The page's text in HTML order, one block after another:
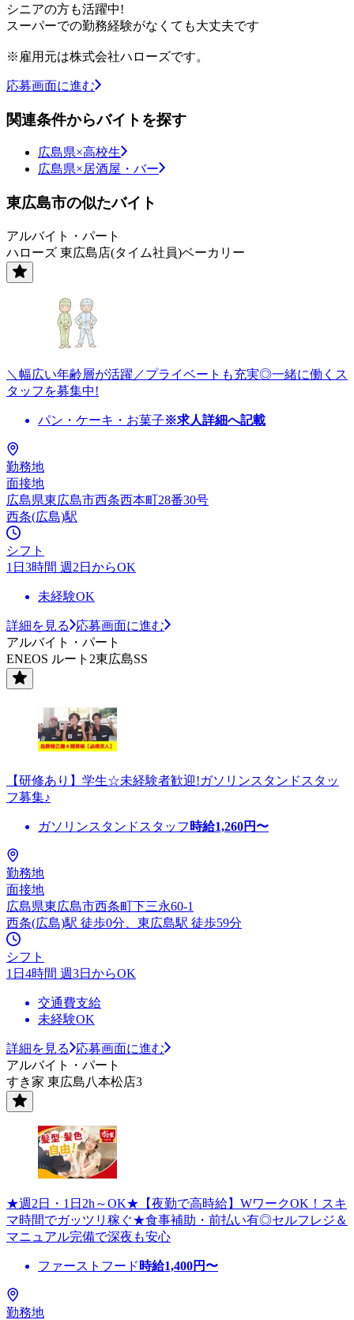
シニアの方も活躍中!
スーパーでの勤務経験がなくても大丈夫です
※雇用元は株式会社ハローズです。
応募画面に進む
関連条件からバイトを探す
広島県×高校生
広島県×居酒屋・バー
東広島市の似たバイト
アルバイト・パート
ハローズ 東広島店(タイム社員)ベーカリー
＼幅広い年齢層が活躍／プライベートも充実◎一緒に働くス
タッフを募集中!
パン・ケーキ・お菓子※求人詳細へ記載
勤務地
面接地
広島県東広島市西条西本町28番30号
西条(広島)駅
シフト
1日3時間 週2日からOK
未経験OK
詳細を見る
応募画面に進む
アルバイト・パート
ENEOS ルート2東広島SS
【研修あり】学生☆未経験者歓迎!ガソリンスタンドスタッ
フ募集♪
ガソリンスタンドスタッフ 時給1,260円〜
勤務地
面接地
広島県東広島市西条町下三永60-1
西条(広島)駅 徒歩0分、東広島駅 徒歩59分
シフト
1日4時間 週3日からOK
交通費支給
未経験OK
詳細を見る
応募画面に進む
アルバイト・パート
すき家 東広島八本松店3
★週2日・1日2h～OK★【夜勤で高時給】WワークOK！スキ
マ時間でガッツリ稼ぐ★食事補助・前払い有◎セルフレジ＆
マニュアル完備で深夜も安心
ファーストフード 時給1,400円〜
勤務地